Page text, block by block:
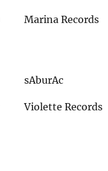
Marina Records
sAburAc
Violette Records